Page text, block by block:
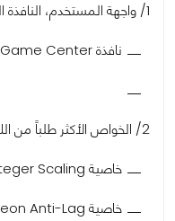
1/ واجهة المستخدم، النافذة الرئيسية Home :
نافذة Game Center
2/ الخواص الأكثر طلباً من اللاعبين، نافذة الألعاب Gaming Tab :
خاصية Integer Scaling :
خاصية Radeon Anti-Lag :